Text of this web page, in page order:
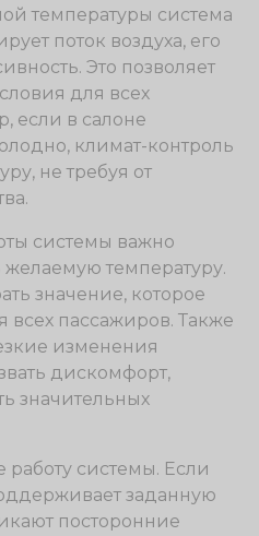
температуры система
поток воздуха, его
Это позволяет
для всех
если в салоне
климат-контроль
не требуя от
системы важно
желаемую температуру.
значение, которое
пассажиров. Также
изменения
дискомфорт,
значительных
работу системы. Если
заданную
посторонние